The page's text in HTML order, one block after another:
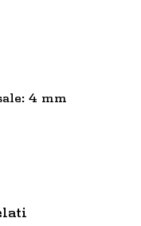
4 mm